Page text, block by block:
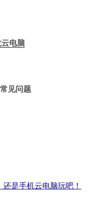
电脑
见问题
还是手机云电脑玩吧！